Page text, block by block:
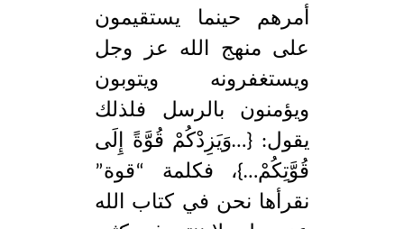
أمرهم حينما يستقيمون
على منهج الله عز وجل
ويستغفرونه ويتوبون
ويؤمنون بالرسل فلذلك
يقول: {…وَيَزِدْكُمْ قُوَّةً إِلَى
قُوَّتِكُمْ…}، فكلمة “قوة”
نقرأها نحن في كتاب الله